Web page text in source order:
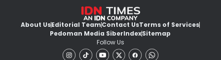
About UsEditorial TeamContact UsTerms of Services
Pedoman Media SiberIndexSitemap
Follow Us